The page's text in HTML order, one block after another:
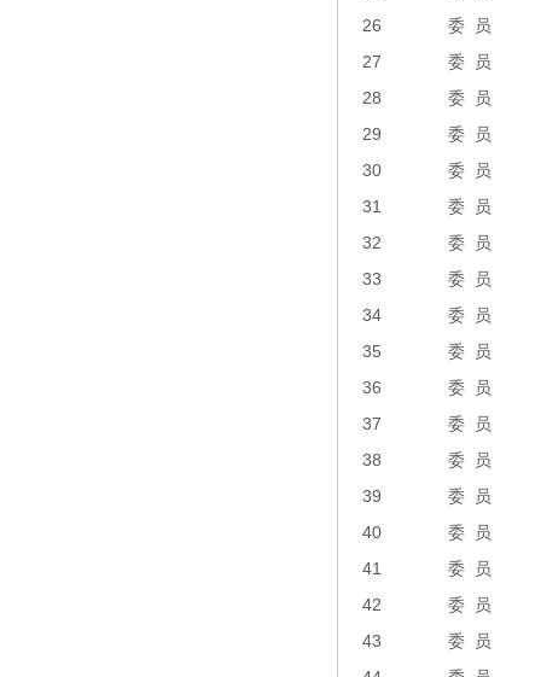
26
委 员
27
委 员
28
委 员
29
委 员
30
委 员
31
委 员
32
委 员
33
委 员
34
委 员
35
委 员
36
委 员
37
委 员
38
委 员
39
委 员
40
委 员
41
委 员
42
委 员
43
委 员